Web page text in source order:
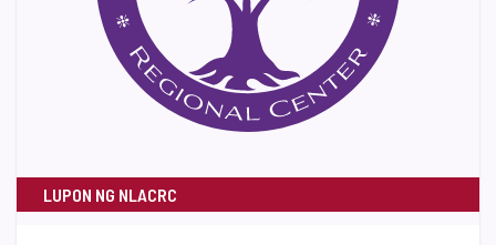
LUPON NG NLACRC